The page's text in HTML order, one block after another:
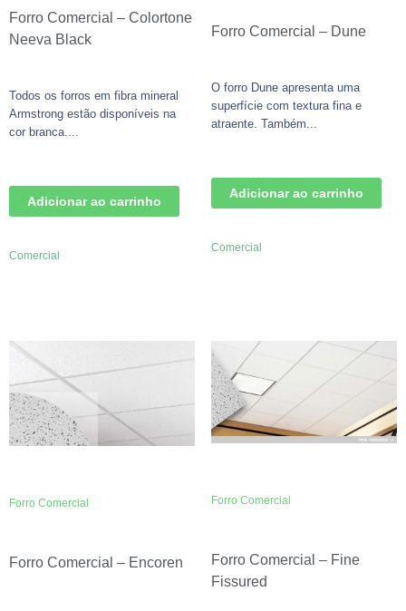
Forro Comercial – Colortone
Neeva Black
Todos os forros em fibra mineral
Armstrong estão disponíveis na
cor branca....
Adicionar ao carrinho
Comercial
Forro Comercial – Dune
O forro Dune apresenta uma
superfície com textura fina e
atraente. Também...
Adicionar ao carrinho
Comercial
Forro Comercial
Forro Comercial – Encoren
Forro Comercial
Forro Comercial – Fine
Fissured